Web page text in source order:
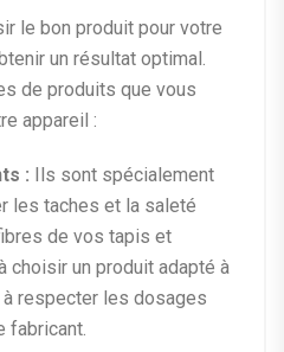
le bon produit pour votre
un résultat optimal.
de produits que vous
appareil :
: Ils sont spécialement
les taches et la saleté
de vos tapis et
choisir un produit adapté à
respecter les dosages
fabricant.